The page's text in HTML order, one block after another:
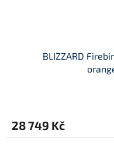
BLIZZARD
28 749 Kč